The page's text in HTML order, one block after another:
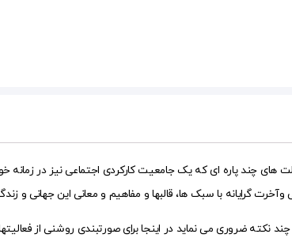
چند پاره ای که یک جامعیت کارکردی اجتماعی نیز در زمانه
گرایانه با سبک ها، قالبها و مفاهیم و معانی این جهانی و
نکته ضروری می نماید در اینجا برای صورتبندی روشنی از